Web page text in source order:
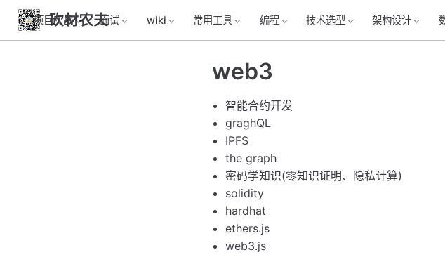
砍材农夫
项目实战 面试 wiki 常用工具 编程 技术选型 架构设计
web3
智能合约开发
graghQL
IPFS
the graph
密码学知识(零知识证明、隐私计算)
solidity
hardhat
ethers.js
web3.js